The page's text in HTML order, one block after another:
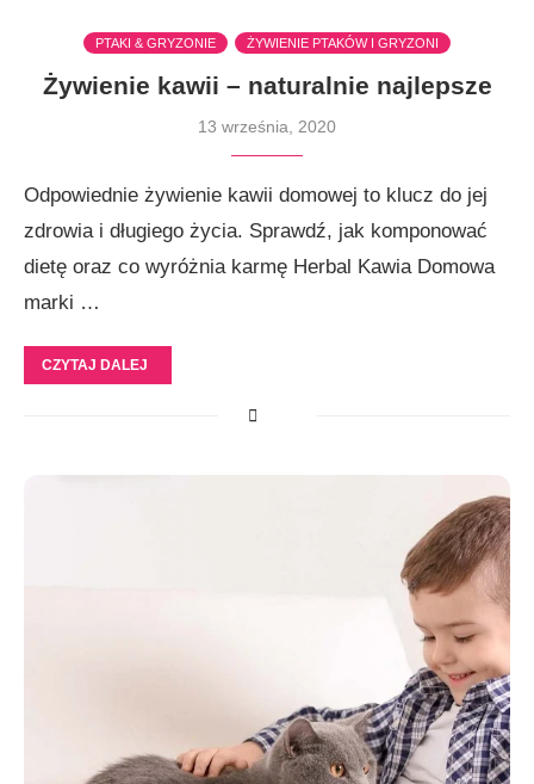
PTAKI & GRYZONIE ŻYWIENIE PTAKÓW I GRYZONI
Żywienie kawii – naturalnie najlepsze
13 września, 2020
Odpowiednie żywienie kawii domowej to klucz do jej
zdrowia i długiego życia. Sprawdź, jak komponować
dietę oraz co wyróżnia karmę Herbal Kawia Domowa
marki …
CZYTAJ DALEJ